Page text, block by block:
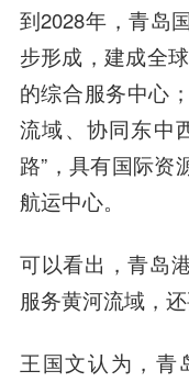
到2028年，青岛
步形成，建成全
的综合服务中心
流域、协同东中
路”，具有国际资
航运中心。
可以看出，青岛
服务黄河流域，还
王国文认为，青